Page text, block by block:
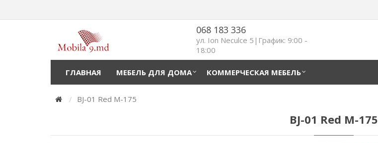
068 183 336
ул. Ion Neculce 5|График: 9:00 -
18:00
ГЛАВНАЯ МЕБЕЛЬ ДЛЯ ДОМА КОММЕРЧЕСКАЯ МЕБЕЛЬ
BJ-01 Red M-175
BJ-01 Red M-175